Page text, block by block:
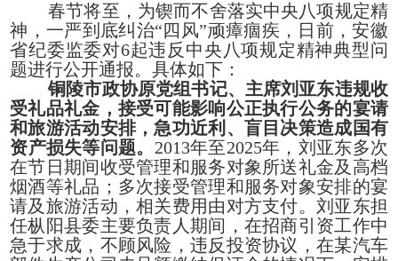
春节将至，为锲而不舍落实中央八项规定精
神，一严到底纠治“四风”顽瘴痼疾，日前，安徽
省纪委监委对6起违反中央八项规定精神典型问
题进行公开通报。具体如下：
铜陵市政协原党组书记、主席刘亚东违规收
受礼品礼金，接受可能影响公正执行公务的宴请
和旅游活动安排，急功近利、盲目决策造成国有
资产损失等问题。 2013年至2025年，刘亚东多次
在节日期间收受管理和服务对象所送礼金及高档
烟酒等礼品；多次接受管理和服务对象安排的宴
请及旅游活动，相关费用由对方支付。刘亚东担
任枞阳县委主要负责人期间，在招商引资工作中
急于求成，不顾风险，违反投资协议，在某汽车